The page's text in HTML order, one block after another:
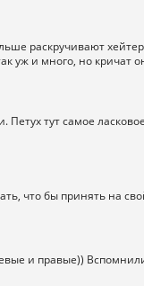
раскручивают
уж и много, но кричат
Петух тут самое
что бы принять на
и правые))